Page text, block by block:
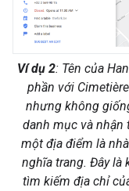
Ví dụ 2: Tên của
phần với
nhưng không
danh mục và nhận
một địa điểm là
nghĩa trang. Đây là
tìm kiếm địa chỉ